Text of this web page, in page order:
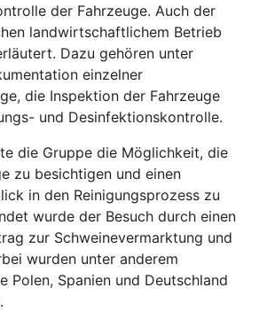
der Fahrzeuge. Auch der
landwirtschaftlichem Betrieb
Dazu gehören unter
einzelner
die Inspektion der Fahrzeuge
und Desinfektionskontrolle.
die Gruppe die Möglichkeit, die
zu besichtigen und einen
in den Reinigungsprozess zu
wurde der Besuch durch einen
zur Schweinevermarktung und
wurden unter anderem
Polen, Spanien und Deutschland